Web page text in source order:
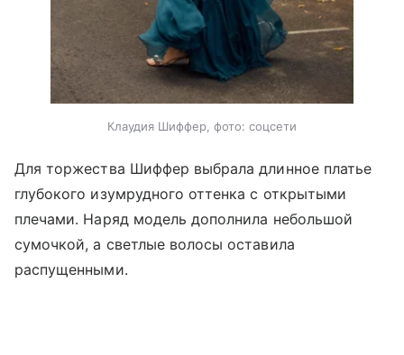
Клаудия Шиффер, фото: соцсети
Для торжества Шиффер выбрала длинное платье
глубокого изумрудного оттенка с открытыми
плечами. Наряд модель дополнила небольшой
сумочкой, а светлые волосы оставила
распущенными.